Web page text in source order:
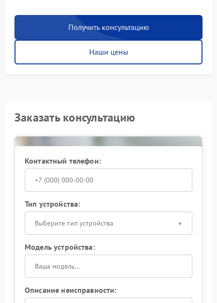
Получить консультацию
Наши цены
Заказать консультацию
Контактный телефон:
Тип устройства:
Выберите тип устройства
Модель устройства:
Описание неисправности: